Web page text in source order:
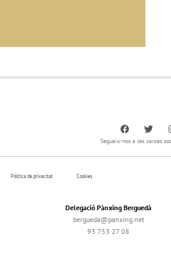
Segueix-nos a les xarxes
Pólitica de privacitat Cookies
Delegació Pànxing Berguedà
bergueda@panxing.net
93 753 27 08